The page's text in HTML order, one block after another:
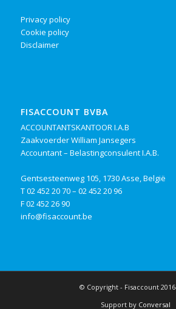
Privacy policy
Cookie policy
Disclaimer
FISACCOUNT BVBA
ACCOUNTANTSKANTOOR I.A.B
Zaakvoerder William Jansegers
Accountant – Belastingconsulent I.A.B.
Gentsesteenweg 105, 1730 Asse, België
T02 452 20 70– 02 452 20 96
F 02 452 26 90
info@fisaccount.be
© Copyright - Fisaccount
Support by Conversal